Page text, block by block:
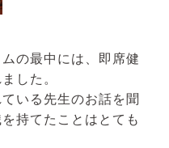
の最中には、即席健
した。
いる先生のお話を聞
持てたことはとても